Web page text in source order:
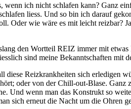
wenn ich nicht schlafen kann? Ganz
liess. Und so bin ich darauf
Oder wie wäre es mit leicht reizbar?
den Wortteil REIZ immer mit
sind meine Bekanntschaften mit
diese Reizkrankheiten sich erledigen
oder von der Chill-out-Blase.
Und wenn man das Konstrukt so
sich erneut die Nacht um die Ohren